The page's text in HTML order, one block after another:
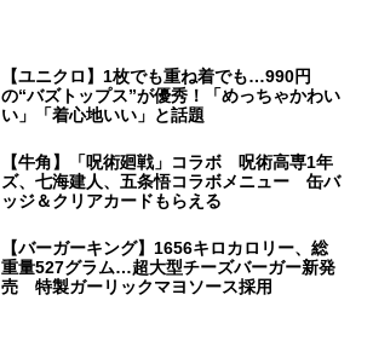
【ユニクロ】1枚でも重ね着でも…990円
の“バズトップス”が優秀！「めっちゃかわい
い」「着心地いい」と話題
【牛角】「呪術廻戦」コラボ 呪術高専1年
ズ、七海建人、五条悟コラボメニュー 缶バ
ッジ＆クリアカードもらえる
【バーガーキング】1656キロカロリー、総
重量527グラム…超大型チーズバーガー新発
売 特製ガーリックマヨソース採用